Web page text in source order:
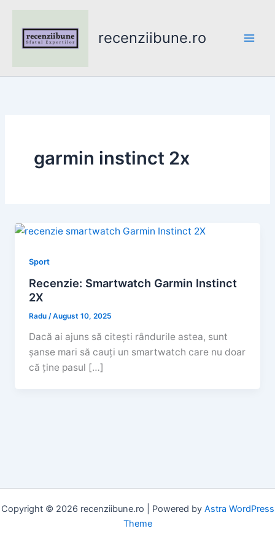
content
recenziibune.ro
garmin instinct 2x
Sport
Recenzie: Smartwatch Garmin Instinct
2X
Radu/August 10, 2025
Dacă ai ajuns să citești rândurile astea, sunt
șanse mari să cauți un smartwatch care nu doar
că ține pasul […]
Copyright © 2026 recenziibune.ro | Powered by Astra WordPress
Theme